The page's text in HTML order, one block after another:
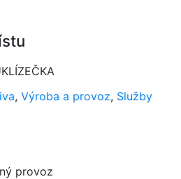
, Výroba a provoz, Služby
provoz